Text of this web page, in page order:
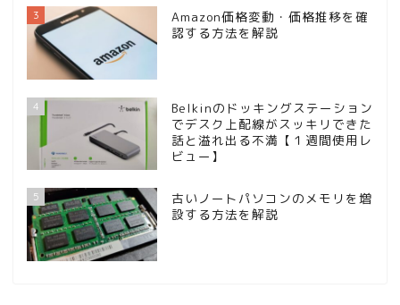
3
Amazon価格変動・価格推移を確
認する方法を解説
4
Belkinのドッキングステーション
でデスク上配線がスッキリできた
話と溢れ出る不満【１週間使用レ
ビュー】
5
古いノートパソコンのメモリを増
設する方法を解説